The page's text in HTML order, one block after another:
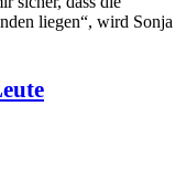
liegen“, wird Sonja